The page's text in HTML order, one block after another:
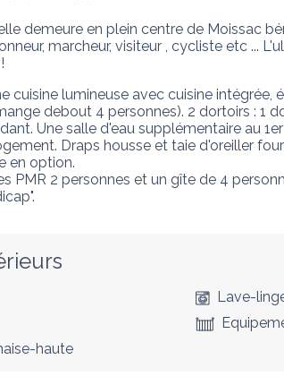
demeure en plein centre de Moissac
marcheur, visiteur , cycliste etc ...
cuisine lumineuse avec cuisine
debout 4 personnes). 2 dortoirs : 1
Une salle d'eau supplémentaire au
Draps housse et taie d'oreiller
en option.
PMR 2 personnes et un gîte de 4
Lave-
haute